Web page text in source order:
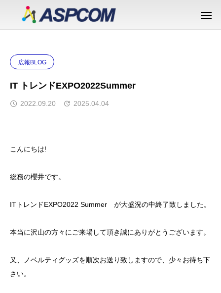
広報BLOG
IT トレンドEXPO2022Summer
2022.09.20 2025.04.04
こんにちは!
総務の櫻井です。
ITトレンドEXPO2022 Summer が大盛況の中終了致しました。
本当に沢山の方々にご来場して頂き誠にありがとうございます。
又、ノベルティグッズを順次お送り致しますので、少々お待ち下
さい。